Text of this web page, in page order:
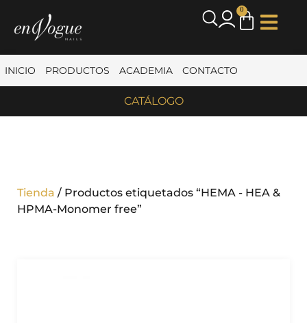
0
INICIO PRODUCTOS ACADEMIA CONTACTO
CATÁLOGO
Tienda / Productos etiquetados “HEMA - HEA &
HPMA-Monomer free”